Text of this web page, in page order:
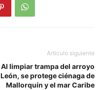
Artículo siguiente
Al limpiar trampa del arroyo
León, se protege ciénaga de
Mallorquín y el mar Caribe